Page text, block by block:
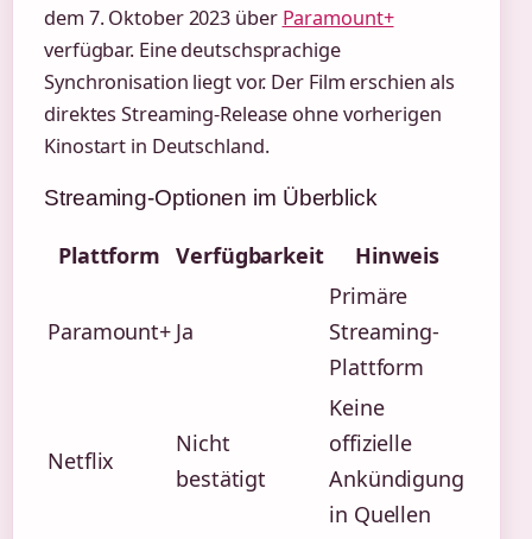
dem 7. Oktober 2023 über Paramount+
verfügbar. Eine deutschsprachige
Synchronisation liegt vor. Der Film erschien als
direktes Streaming-Release ohne vorherigen
Kinostart in Deutschland.
Streaming-Optionen im Überblick
Plattform Verfügbarkeit Hinweis
Paramount+ Ja
Primäre
Streaming-
Plattform
Netflix
Nicht
bestätigt
Keine
offizielle
Ankündigung
in Quellen